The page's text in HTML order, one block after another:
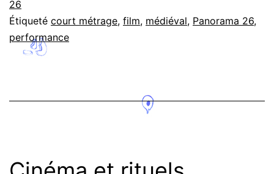
de
Hantédemos
26
Étiqueté court métrage, film, médiéval, Panorama 26,
performance